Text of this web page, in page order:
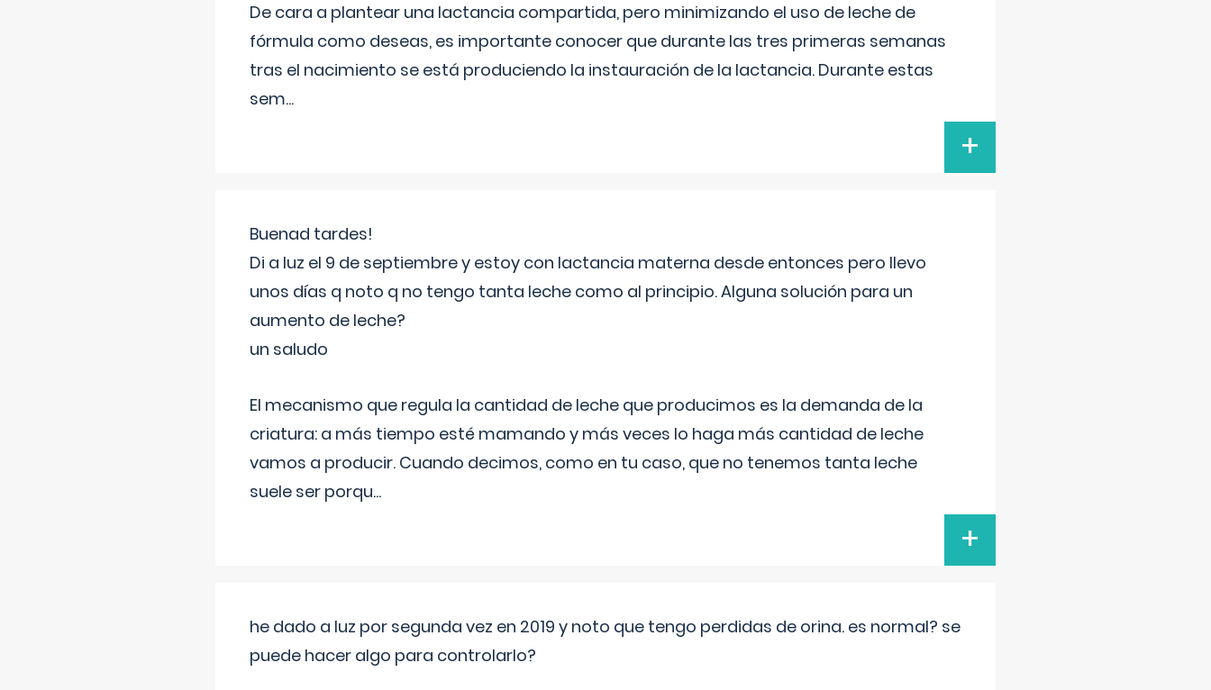
De cara a plantear una lactancia compartida, pero minimizando el uso de leche de
fórmula como deseas, es importante conocer que durante las tres primeras semanas
tras el nacimiento se está produciendo la instauración de la lactancia. Durante estas
sem...
+
Buenad tardes!
Di a luz el 9 de septiembre y estoy con lactancia materna desde entonces pero llevo
unos días q noto q no tengo tanta leche como al principio. Alguna solución para un
aumento de leche?
un saludo
El mecanismo que regula la cantidad de leche que producimos es la demanda de la
criatura: a más tiempo esté mamando y más veces lo haga más cantidad de leche
vamos a producir. Cuando decimos, como en tu caso, que no tenemos tanta leche
suele ser porqu...
+
he dado a luz por segunda vez en 2019 y noto que tengo perdidas de orina. es normal? se
puede hacer algo para controlarlo?